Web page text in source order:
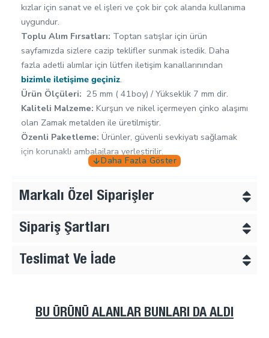
kızlar için sanat ve el işleri ve çok bir çok alanda kullanıma
uygundur.
Toplu Alım Fırsatları: Toptan satışlar için ürün
sayfamızda sizlere cazip teklifler sunmak istedik. Daha
fazla adetli alımlar için lütfen iletişim kanallarınından
bizimle iletişime geçiniz.
Ürün Ölçüleri: 25 mm ( 41boy) / Yükseklik 7 mm dir.
Kaliteli Malzeme: Kurşun ve nikel içermeyen çinko alaşımı
olan Zamak metalden ile üretilmiştir.
Özenli Paketleme: Ürünler, güvenli sevkiyatı sağlamak
için korunaklı ambalajlara yerleştirilir.
oluşan bir işletmeyiz, ,doğrudan denizaşırı ülkelere satış
yapmaktayız. Her ürüne ciddi kalite kontrolü yapmaktayız
Ürünlerimiz insan sağlına zarar verecek
Ürünlerimizin hammaddesi zamak metaldir. Bu metal
eletrostatik boya ile kaplanmaktadır. Kurşun ve nikel
içermez.
Markalı Özel Siparişler
Sipariş Şartları
Teslimat Ve İade
BU ÜRÜNÜ ALANLAR BUNLARI DA ALDI